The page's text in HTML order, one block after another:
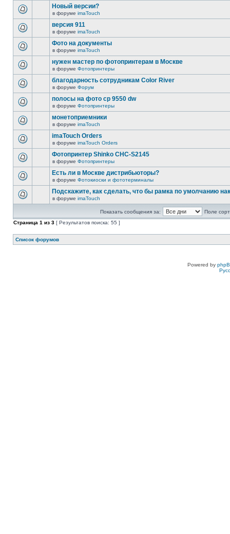
Новый версии?
в форуме imaTouch
версия 911
в форуме imaTouch
Фото на документы
в форуме imaTouch
нужен мастер по фотопринтерам в Москве
в форуме Фотопринтеры
благодарность сотрудникам Color River
в форуме Форум
полосы на фото cp 9550 dw
в форуме Фотопринтеры
монетоприемники
в форуме imaTouch
imaTouch Orders
в форуме imaTouch Orders
Фотопринтер Shinko CHC-S2145
в форуме Фотопринтеры
Есть ли в Москве дистрибьюторы?
в форуме Фотокиоски и фототерминалы
Подскажите, как сделать, что бы рамка по умолчанию
в форуме imaTouch
Показать сообщения за:
Поле
Страница 1 из 3 [ Результатов поиска: 55 ]
Список форумов
Powered by